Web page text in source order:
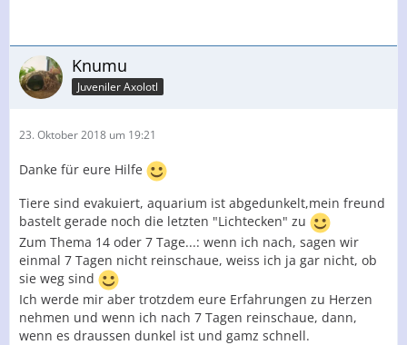
Knumu
Juveniler Axolotl
23. Oktober 2018 um 19:21
Danke für eure Hilfe
Tiere sind evakuiert, aquarium ist abgedunkelt,mein freund
bastelt gerade noch die letzten "Lichtecken" zu
Zum Thema 14 oder 7 Tage...: wenn ich nach, sagen wir
einmal 7 Tagen nicht reinschaue, weiss ich ja gar nicht, ob
sie weg sind
Ich werde mir aber trotzdem eure Erfahrungen zu Herzen
nehmen und wenn ich nach 7 Tagen reinschaue, dann,
wenn es draussen dunkel ist und gamz schnell.